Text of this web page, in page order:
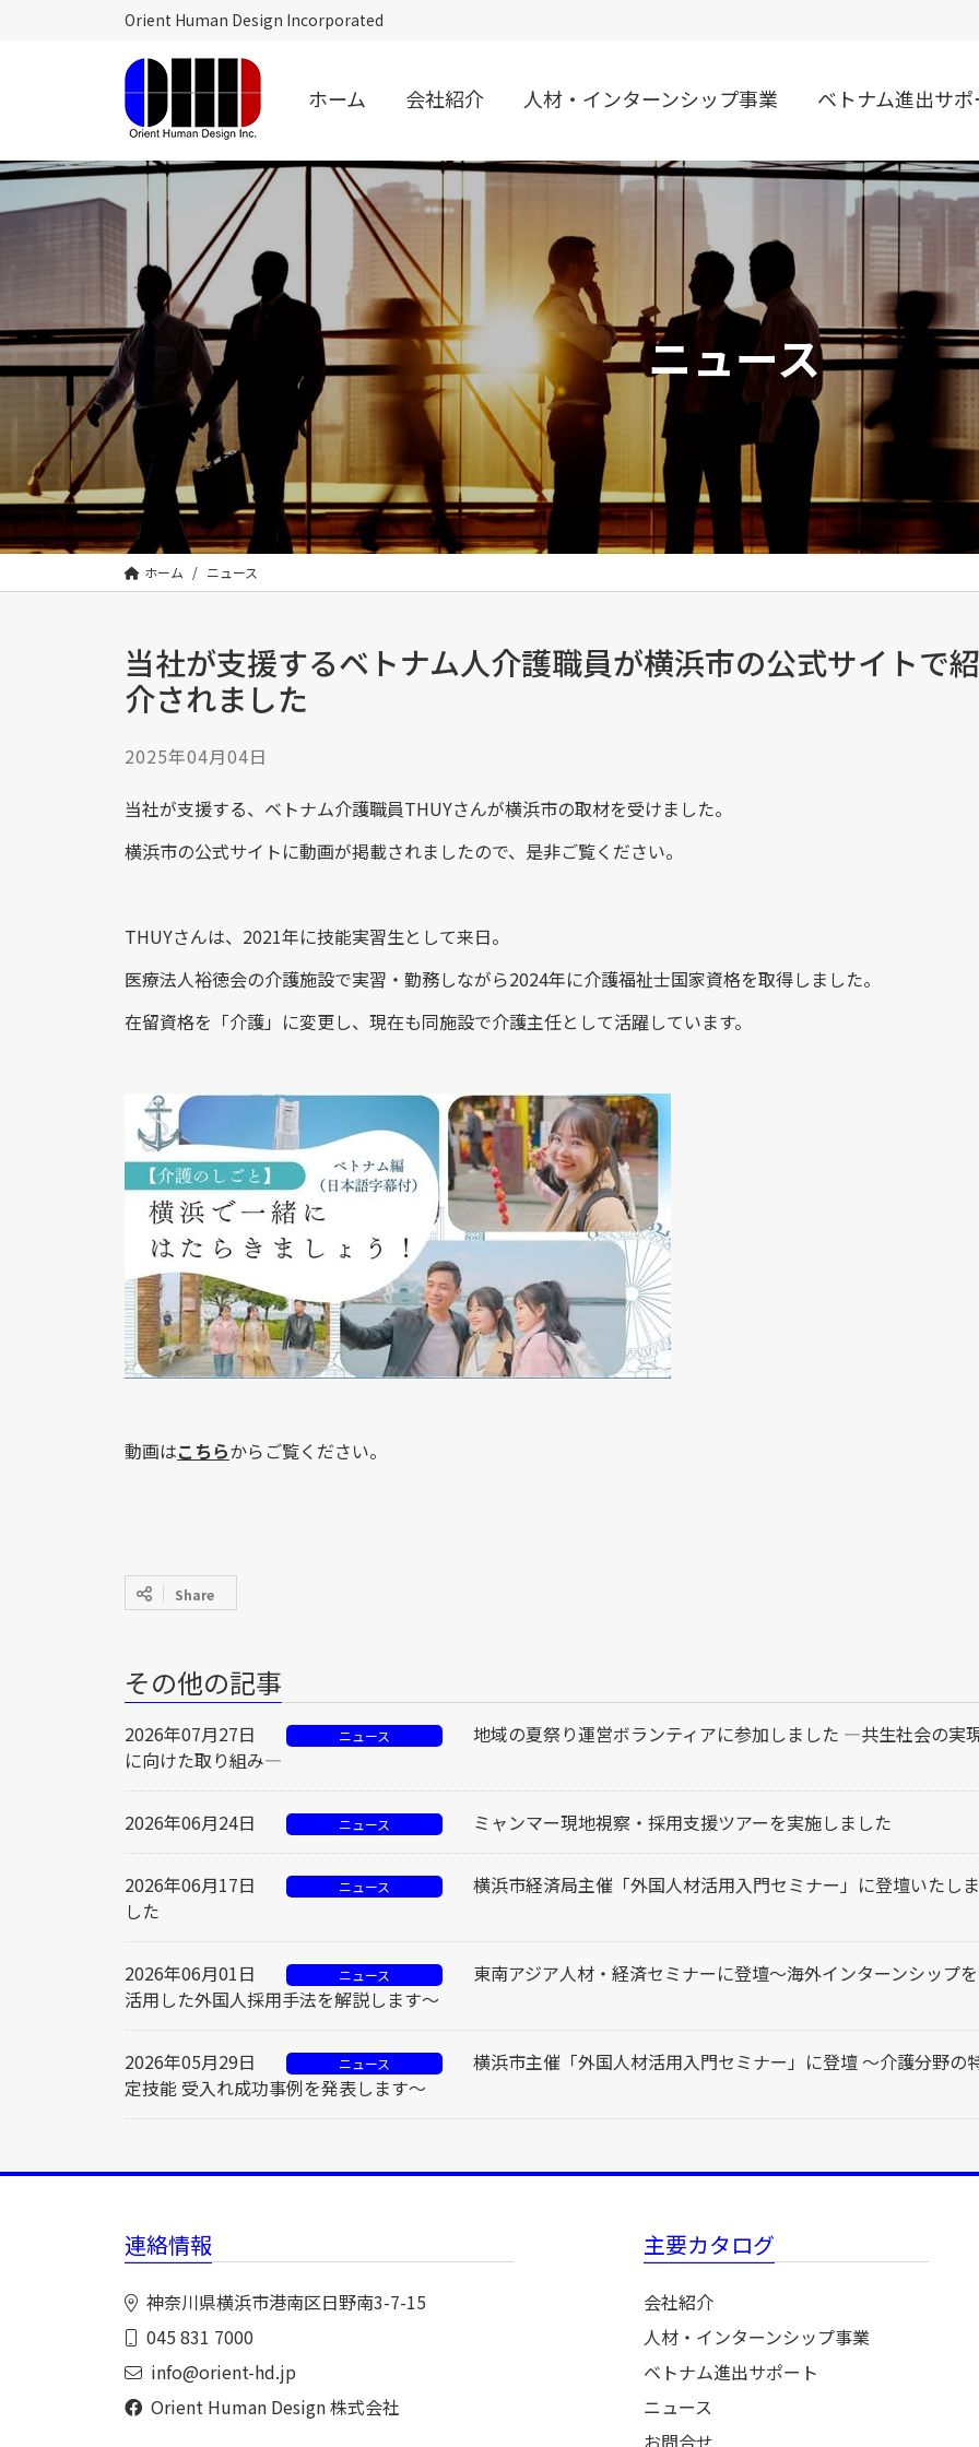
Orient Human Design Incorporated
リ
エ
ヒ
ュ
ー
マ
ン
デ
ザ
イ
ン
株
式
会
社
|
Orient
Human
Incorporated
ホーム 会社紹介 人材・インターンシップ事業 ベトナム進出サ
ニュース
ホーム ニュース
当社が支援するベトナム人介護職員が横浜市の公式サイトで紹
介されました
2025年04月04日
当社が支援する、ベトナム介護職員THUYさんが横浜市の取材を受けました。
横浜市の公式サイトに動画が掲載されましたので、是非ご覧ください。
THUYさんは、2021年に技能実習生として来日。
医療法人裕徳会の介護施設で実習・勤務しながら2024年に介護福祉士国家資格を取得しました。
在留資格を「介護」に変更し、現在も同施設で介護主任として活躍しています。
動画はこちらから ご覧ください。
Share
その他の記事
2026年07月27日 ニュース
地域の夏祭り運営ボランティアに参加しました ―共生社会の実
に向けた取り組み―
2026年06月24日 ニュース ミャンマー現地視察・採用支援ツアーを実施しました
2026年06月17日 ニュース
横浜市経済局主催「外国人材活用入門セミナー」に登壇いたしま
した
2026年06月01日 ニュース
東南アジア人材・経済セミナーに登壇～海外インターンシップを
活用した外国人採用手法を解説します～
2026年05月29日 ニュース
横浜市主催「外国人材活用入門セミナー」に登壇 ～介護分野の
定技能 受入れ成功事例を発表します～
連絡情報
神奈川県横浜市港南区日野南3-7-15
045 831 7000
info@orient-hd.jp
Orient Human Design 株式会社
主要カタログ
会社紹介
人材・インターンシップ事業
ベトナム進出サポート
ニュース
お問合せ